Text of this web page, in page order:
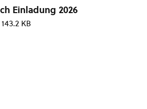
Einladung 2026
143.2 KB